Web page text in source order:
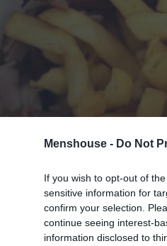
Menshouse - Do Not
If you wish to opt-out of
sensitive information for
confirm your selection.
continue seeing interest-
information disclosed to